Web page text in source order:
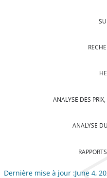
ANALYSE DES
ANALYSE
Dernière mise à jour :June 4,